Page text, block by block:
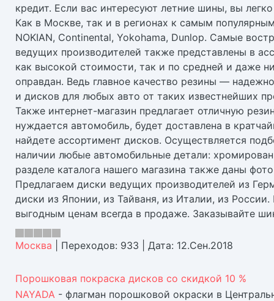
кредит. Если вас интересуют летние шины, вы
Как в Москве, так и в регионах к самым
NOKIAN, Continental, Yokohama, Dunlop. Самые
ведущих производителей также представлены в
как высокой стоимости, так и по средней и даже
оправдан. Ведь главное качество резины —
и дисков для любых авто от таких известнейших
Также интернет-магазин предлагает отличную
нуждается автомобиль, будет доставлена в
найдете ассортимент дисков. Осуществляется
наличии любые автомобильные детали:
разделе каталога нашего магазина также даны
Предлагаем диски ведущих производителей из
диски из Японии, из Тайваня, из Италии, из
выгодным ценам всегда в продаже. Заказывайте
Москва Переходов: 933 Дата: 12.Сен.2018
Порошковая покраска дисков со скидкой 10 %
NAYADA- флагман порошковой окраски в